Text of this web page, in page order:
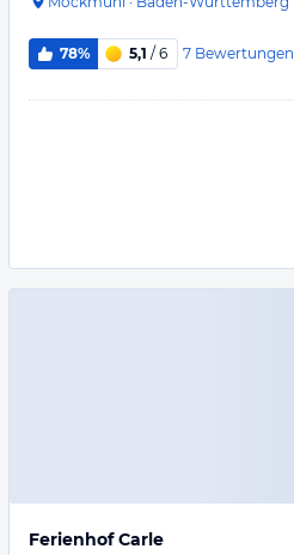
78% 5,1 / 6 7 Bewertungen
Ferienhof Carle